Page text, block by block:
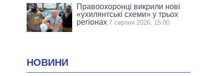
Правоохоронці викрили нові
«ухилянтські схеми» у трьох
регіонах 7 серпня 2026, 15:00
НОВИНИ